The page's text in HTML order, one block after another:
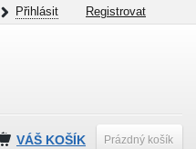
Přihlásit Registrovat
VÁŠ KOŠÍK Prázdný košík